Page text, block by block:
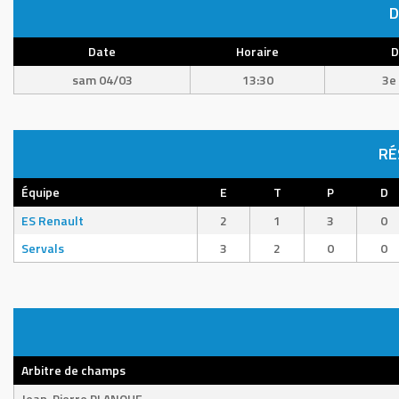
Date Horaire
sam 04/03
13:30 3e
Équipe E T P D
ES Renault
2 1 3 0
Servals
3 2 0 0
Arbitre de champs